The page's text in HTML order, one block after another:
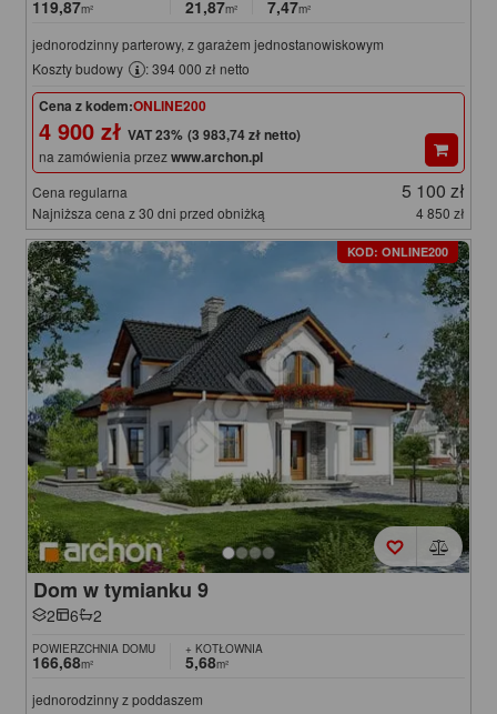
119,87m² 21,87m² 7,47m²
jednorodzinny parterowy, z garażem jednostanowiskowym
Koszty budowy
: 394 000 zł netto
Cena z kodem:ONLINE200
4 900 zł (3 983,74 zł netto)
na zamówienia przezwww.archon.pl
Cena regularna 5 100 zł
Najniższa cena z 30 dni przed obniżką 4 850 zł
KOD: ONLINE200
Dom w tymianku 9
2 6 2
POWIERZCHNIA DOMU
166,68m²
+ KOTŁOWNIA
5,68m²
jednorodzinny z poddaszem